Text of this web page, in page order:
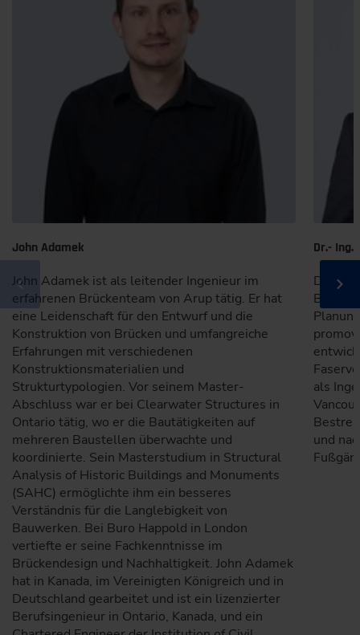
John Adamek
John Adamek ist als leitender Ingenieur im
erfahrenen Brückenteam von Arup tätig. Er hat
eine Leidenschaft für den Entwurf und die
Konstruktion von Brücken und umfangreiche
Erfahrungen mit verschiedenen
Konstruktionsmaterialien und
Strukturtypologien. Vor seinem Master-
Abschluss war er bei Clearwater Structures in
Ontario tätig, wo er die Bautätigkeiten auf
mehreren Baustellen überwachte und
koordinierte. Sein Masterstudium in Structural
Analysis of Historic Buildings and Monuments
(SAHC) ermöglichte ihm ein besseres
Verständnis für die Langlebigkeit von
Bauwerken. Bei Buro Happold in London
vertiefte er seine Fachkenntnisse im
Brückendesign und Nachhaltigkeit. John Adamek
hat in Kanada, im Vereinigten Königreich und in
Deutschland gearbeitet und ist ein lizenzierter
Berufsingenieur in Ontario, Kanada, und ein
Dr.- Ing.
Dr.-
als
und